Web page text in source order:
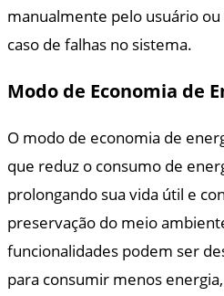
manualmente pelo usuário
caso de falhas no sistema.
Modo de Economia de
O modo de economia de
que reduz o consumo de
prolongando sua vida útil e
preservação do meio
funcionalidades podem ser
para consumir menos